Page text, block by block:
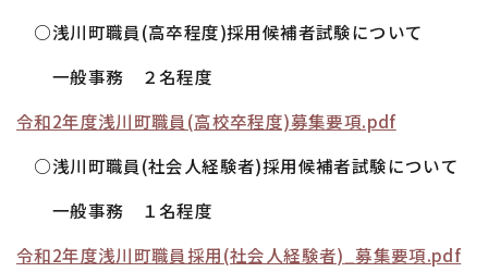
○浅川町職員(高卒程度)採用候補者試験について
一般事務 ２名程度
令和2年度浅川町職員(高校卒程度)募集要項.pdf
○浅川町職員(社会人経験者)採用候補者試験について
一般事務 １名程度
令和2年度浅川町職員採用(社会人経験者)_募集要項.pdf